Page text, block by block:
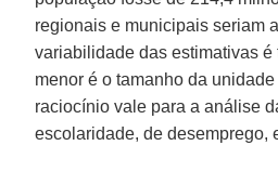
regionais e municipais seriam
variabilidade das estimativas é
menor é o tamanho da
raciocínio vale para a análise
escolaridade, de desemprego,